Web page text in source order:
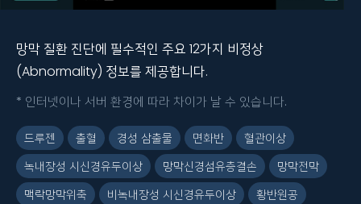
망막 질환 진단에 필수적인 주요 12가지 비정상
(Abnormality) 정보를 제공합니다.
* 인터넷이나 서버 환경에 따라 차이가 날 수 있습니다.
드루젠 출혈 경성 삼출물 면화반
혈관이상
녹내장성 시신경유두이상
망막신경섬유층결손
망막전막
맥락망막위축
비녹내장성 시신경유두이상
황반원공